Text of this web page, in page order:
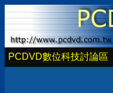
PCDVD數位科技討論區